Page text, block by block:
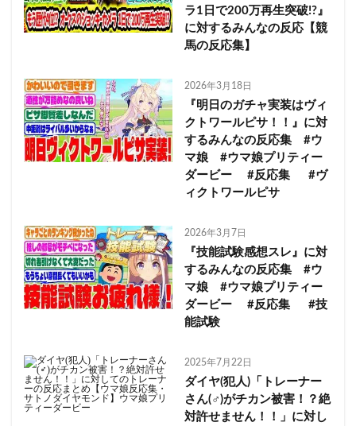
ラ1日で200万再生突破!?』
に対するみんなの反応【競
馬の反応集】
2026年3月18日
『明日のガチャ実装はヴィ
クトワールピサ！！』に対
するみんなの反応集 #ウ
マ娘 #ウマ娘プリティー
ダービー #反応集 #ヴ
ィクトワールピサ
2026年3月7日
『技能試験感想スレ』に対
するみんなの反応集 #ウ
マ娘 #ウマ娘プリティー
ダービー #反応集 #技
能試験
2025年7月22日
ダイヤ(犯人)「トレーナー
さん(♂)がチカン被害！？絶
対許せません！！」に対し